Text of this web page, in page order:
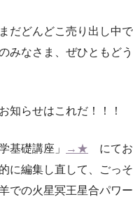
だどんどこ売り出し中で
みなさま、ぜひともどう
知らせはこれだ！！！
基礎講座」 →★ にてお
に編集し直して、ごっそ
での火星冥王星合パワー